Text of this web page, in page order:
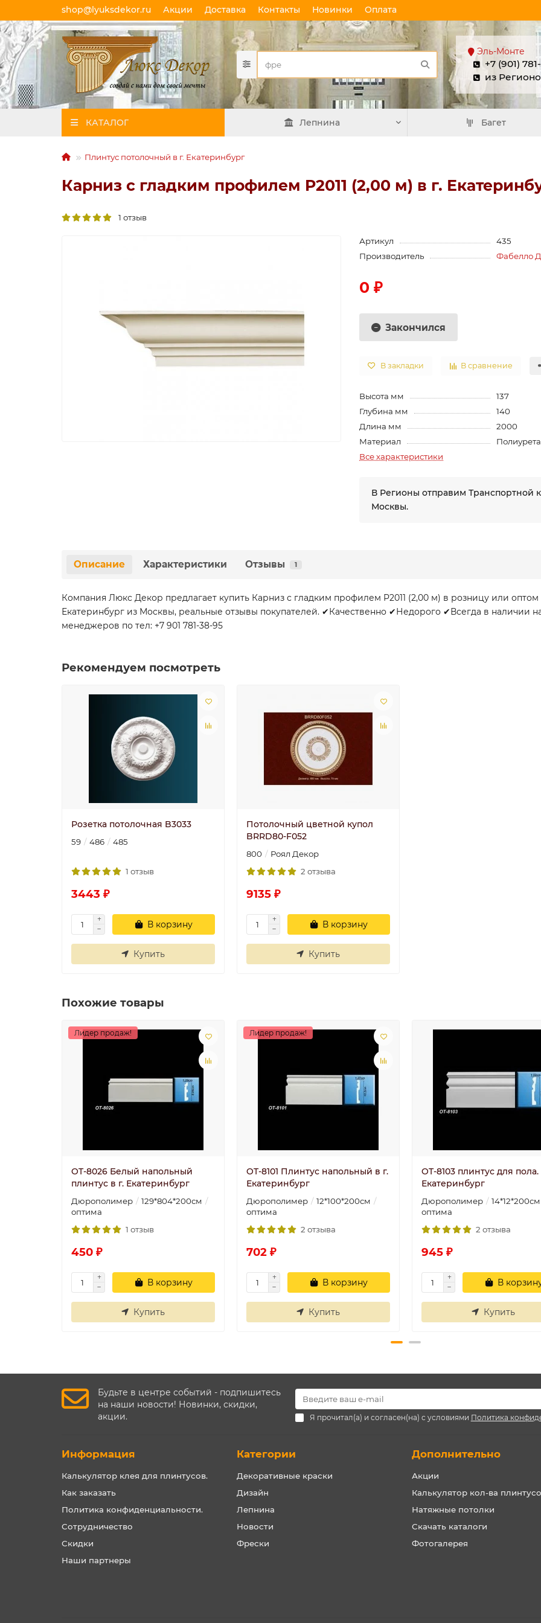
shop@lyuksdekor.ru Акции Доставка Контакты Новинки Оплата
Эль-Монте
+7 (901)
из
КАТАЛОГ Лепнина Багет
Плинтус потолочный в г. Екатеринбург
Карниз с гладким профилем P2011 (2,00 м) в г.
1 отзыв
Артикул
435
Производитель
Фабелло
0 ₽
Закончился
В закладки В сравнение
Высота мм
137
Глубина мм
140
Длина мм
2000
Материал
Все характеристики
В Регионы отправим Транспортной
Москвы.
Описание Характеристики Отзывы 1
Компания Люкс Декор предлагает купить Карниз с гладким профилем P2011 (2,00 м) в розницу или
Екатеринбург из Москвы, реальные отзывы покупателей. ✔Качественно ✔Недорого ✔Всегда в наличии
менеджеров по тел: +7 901 781-38-95
Рекомендуем посмотреть
Розетка потолочная B3033
59 486 485
1 отзыв
3443 ₽
В корзину
Купить
Потолочный цветной купол
BRRD80-F052
800
Роял Декор
2 отзыва
9135 ₽
В корзину
Купить
Похожие товары
Лидер продаж!
OT-8026 Белый напольный
плинтус в г. Екатеринбург
Дюрополимер
129*804*200см
оптима
1 отзыв
450 ₽
В корзину
Купить
Лидер продаж!
OT-8101 Плинтус напольный в г.
Екатеринбург
Дюрополимер
12*100*200см
оптима
2 отзыва
702 ₽
В корзину
Купить
OT-8103 плинтус для пола.
Екатеринбург
Дюрополимер
14*12*200см
оптима
2 отзыва
945 ₽
В
Купить
Будьте в центре событий - подпишитесь
на наши новости! Новинки, скидки,
акции.
Я прочитал(а) и согласен(на) с условиями Политика
Информация
Калькулятор клея для плинтусов.
Как заказать
Политика конфиденциальности.
Сотрудничество
Скидки
Наши партнеры
Категории
Декоративные краски
Дизайн
Лепнина
Новости
Фрески
Дополнительно
Акции
Калькулятор кол-ва
Натяжные потолки
Скачать каталоги
Фотогалерея